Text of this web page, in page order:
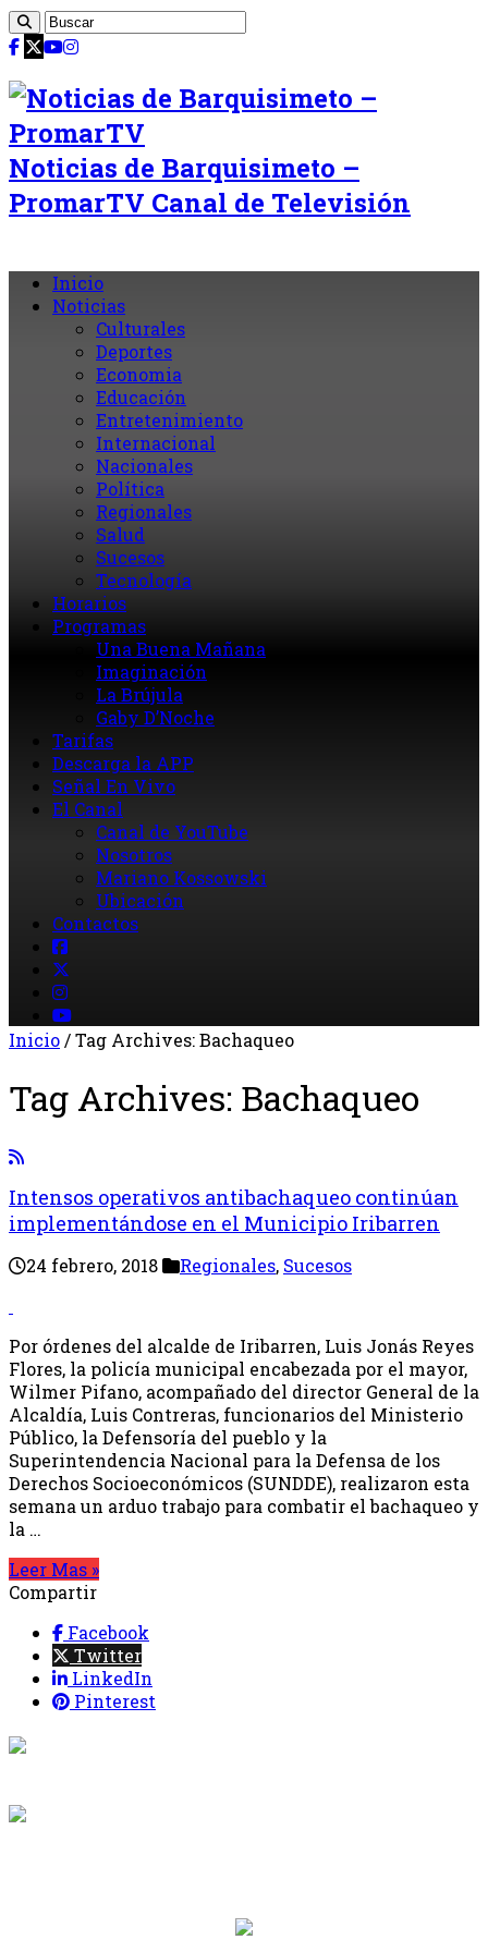
Noticias de Barquisimeto –
PromarTV Canal de Televisión
Inicio
Noticias
Culturales
Deportes
Economia
Educación
Entretenimiento
Internacional
Nacionales
Política
Regionales
Salud
Sucesos
Tecnología
Horarios
Programas
Una Buena Mañana
Imaginación
La Brújula
Gaby D’Noche
Tarifas
Descarga la APP
Señal En Vivo
El Canal
Canal de YouTube
Nosotros
Mariano Kossowski
Ubicación
Contactos
Inicio/Tag Archives: Bachaqueo
Tag Archives: Bachaqueo
Intensos operativos antibachaqueo continúan
implementándose en el Municipio Iribarren
24 febrero, 2018 Regionales, Sucesos
Por órdenes del alcalde de Iribarren, Luis Jonás Reyes
Flores, la policía municipal encabezada por el mayor,
Wilmer Pifano, acompañado del director General de la
Alcaldía, Luis Contreras, funcionarios del Ministerio
Público, la Defensoría del pueblo y la
Superintendencia Nacional para la Defensa de los
Derechos Socioeconómicos (SUNDDE), realizaron esta
semana un arduo trabajo para combatir el bachaqueo y
la …
Leer Mas »
Compartir
Facebook
Twitter
LinkedIn
Pinterest